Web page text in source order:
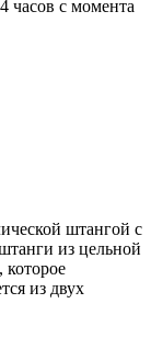
часов с момента
штангой с
из цельной
которое
из двух